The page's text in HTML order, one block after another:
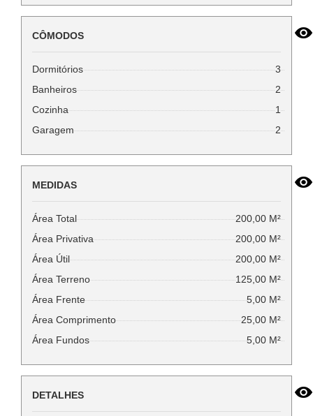
CÔMODOS
Dormitórios
3
Banheiros
2
Cozinha
1
Garagem
2
MEDIDAS
Área Total
200,00 M²
Área Privativa
200,00 M²
Área Útil
200,00 M²
Área Terreno
125,00 M²
Área Frente
5,00 M²
Área Comprimento
25,00 M²
Área Fundos
5,00 M²
DETALHES